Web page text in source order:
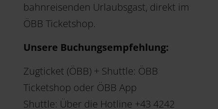
bahnreisenden Urlaubsgast, direkt im
ÖBB Ticketshop.
Unsere Buchungsempfehlung:
Zugticket (ÖBB) + Shuttle: ÖBB
Ticketshop oder ÖBB App
Shuttle: Über die Hotline +43 4242